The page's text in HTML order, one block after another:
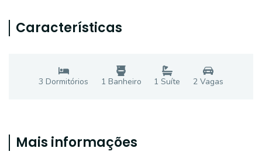
Características
3 Dormitórios 1 Banheiro 1 Suíte 2Vagas
Mais informações